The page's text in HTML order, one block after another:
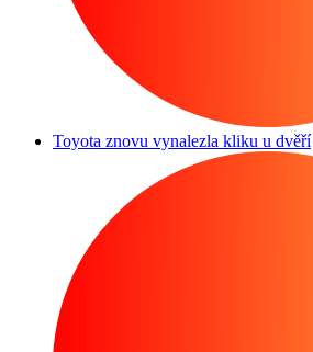
Toyota znovu vynalezla kliku u dvěří